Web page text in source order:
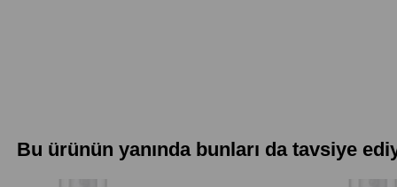
Bu ürünün yanında bunları da tavsiye